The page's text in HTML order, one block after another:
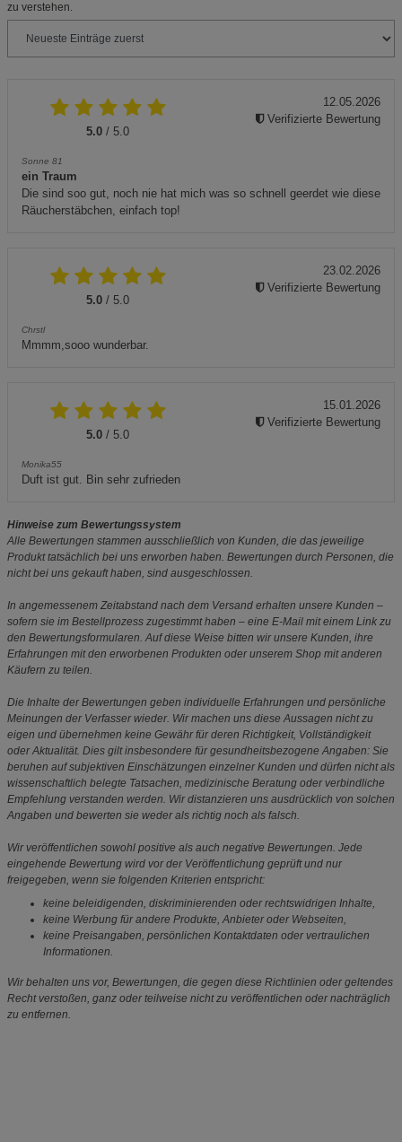
zu verstehen.
5.0 / 5.0
Sonne 81
ein Traum
Die sind soo gut, noch nie hat mich was so schnell geerdet wie diese
Räucherstäbchen, einfach top!
12.05.2026
Verifizierte Bewertung
5.0 / 5.0
Chrstl
Mmmm,sooo wunderbar.
23.02.2026
Verifizierte Bewertung
5.0 / 5.0
Monika55
Duft ist gut. Bin sehr zufrieden
15.01.2026
Verifizierte Bewertung
Hinweise zum Bewertungssystem
Alle Bewertungen stammen ausschließlich von Kunden, die das jeweilige
Produkt tatsächlich bei uns erworben haben. Bewertungen durch Personen, die
nicht bei uns gekauft haben, sind ausgeschlossen.
In angemessenem Zeitabstand nach dem Versand erhalten unsere Kunden –
sofern sie im Bestellprozess zugestimmt haben – eine E-Mail mit einem Link zu
den Bewertungsformularen. Auf diese Weise bitten wir unsere Kunden, ihre
Erfahrungen mit den erworbenen Produkten oder unserem Shop mit anderen
Käufern zu teilen.
Die Inhalte der Bewertungen geben individuelle Erfahrungen und persönliche
Meinungen der Verfasser wieder. Wir machen uns diese Aussagen nicht zu
eigen und übernehmen keine Gewähr für deren Richtigkeit, Vollständigkeit
oder Aktualität. Dies gilt insbesondere für gesundheitsbezogene Angaben: Sie
beruhen auf subjektiven Einschätzungen einzelner Kunden und dürfen nicht als
wissenschaftlich belegte Tatsachen, medizinische Beratung oder verbindliche
Empfehlung verstanden werden. Wir distanzieren uns ausdrücklich von solchen
Angaben und bewerten sie weder als richtig noch als falsch.
Wir veröffentlichen sowohl positive als auch negative Bewertungen. Jede
eingehende Bewertung wird vor der Veröffentlichung geprüft und nur
freigegeben, wenn sie folgenden Kriterien entspricht:
keine beleidigenden, diskriminierenden oder rechtswidrigen Inhalte,
keine Werbung für andere Produkte, Anbieter oder Webseiten,
keine Preisangaben, persönlichen Kontaktdaten oder vertraulichen
Informationen.
Wir behalten uns vor, Bewertungen, die gegen diese Richtlinien oder geltendes
Recht verstoßen, ganz oder teilweise nicht zu veröffentlichen oder nachträglich
zu entfernen.